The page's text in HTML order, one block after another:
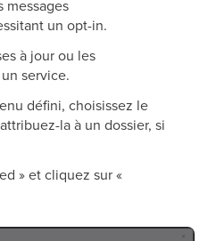
messages
un opt-in.
à jour ou les
service.
défini, choisissez le
la à un dossier, si
» et cliquez sur «